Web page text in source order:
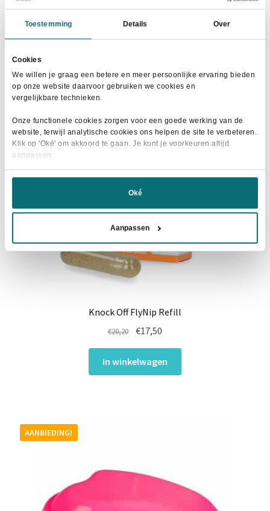
Toestemming Details Over
Cookies
We willen je graag een betere en meer persoonlijke ervaring bieden
op onze website daarvoor gebruiken we cookies en
vergelijkbare technieken.
Onze functionele cookies zorgen voor een goede werking van de
website, terwijl analytische cookies ons helpen de site te verbeteren.
Klik op 'Oké' om akkoord te gaan. Je kunt je voorkeuren altijd
aanpassen.
Oké
Aanpassen
€2,25Oorspronkelijke
prijs
was:
€1,50Huidige
is:
In winkelwagen
Knock Off FlyNip Refill
€20,20
Oorspronkelijke
prijs
was:
€20,20.
€17,50
prijs
is:
€17,50.
In winkelwagen
AANBIEDING!